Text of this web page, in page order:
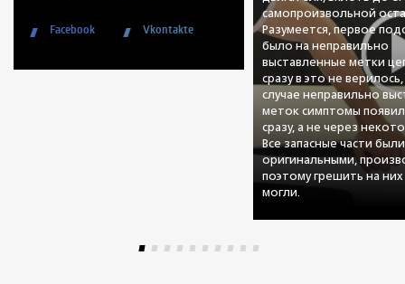
Facebook Vkontakte
самопроизвольной
Разумеется, первое
было на неправильно
выставленные метки
сразу в это не верилось,
случае неправильно
меток симптомы
сразу, а не через
Все запасные части
оригинальными,
поэтому грешить на
могли.